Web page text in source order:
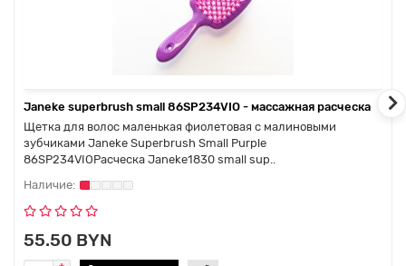
Janeke superbrush small 86SP234VIO - массажная расческа
Щетка для волос маленькая фиолетовая с малиновыми
зубчиками Janeke Superbrush Small Purple
86SP234VIOРасческа Janeke1830 small sup..
55.50 BYN